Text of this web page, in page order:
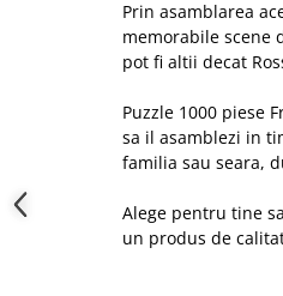
Prin asamblarea
memorabile scene
pot fi altii decat
Puzzle 1000 piese
sa il asamblezi in
familia sau seara,
Alege pentru tine
un produs de